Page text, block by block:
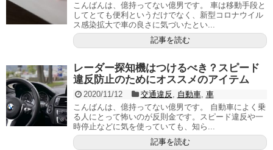
こんばんは、億持ってない億男です。 車は移動手段と
してとても便利というだけでなく、新型コロナウイル
ス感染拡大で車の良さに気づいたとい...
記事を読む
レーダー探知機はつけるべき？スピード
違反防止のためにオススメのアイテム
2020/11/12 交通違反 , 自動車, 車
こんばんは、億持ってない億男です。 自動車によく乗
る人にとって怖いのが反則金です。スピード違反や一
時停止などに気を使っていても、知ら...
記事を読む